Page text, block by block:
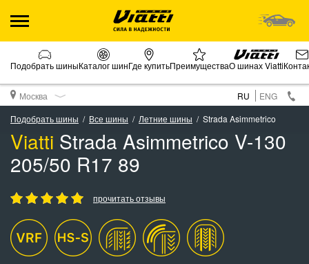
Подобрать шиныКаталог шинГде купитьПреимуществаО шинах Viatti
Москва RU
ENG
Подобрать шины
Все шины Летние шины Strada Asimmetrico
Viatti Strada Asimmetrico V-130
205/50 R17 89
прочитать отзывы